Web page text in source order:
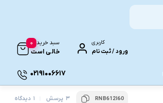
کاربری
ورود / ثبت نام
سبد خرید
خالی است
0
02191006617
RNB612I60 3 پرسش 1 دیدگاه